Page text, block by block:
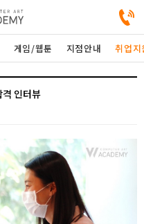
게임/웹툰 지점안내 취업
인터뷰